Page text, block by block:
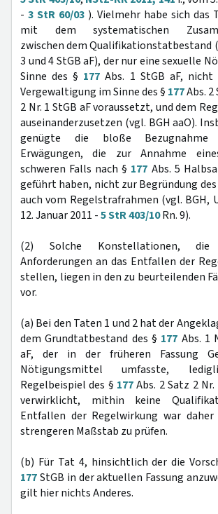
- 3 StR 60/03 ). Vielmehr habe sich das
mit dem systematischen
zwischen dem Qualifikationstatbestand
3 und 4 StGB aF), der nur eine sexuelle
Sinne des § 177 Abs. 1 StGB aF, nicht
Vergewaltigung im Sinne des § 177Abs. 2
2 Nr. 1 StGB aF voraussetzt, und dem
auseinanderzusetzen (vgl. BGH aaO).
genügte die bloße
Erwägungen, die zur Annahme
schweren Falls nach § 177 Abs. 5
geführt haben, nicht zur Begründung des
auch vom Regelstrafrahmen (vgl. BGH,
12. Januar 2011 -5 StR 403/10Rn. 9).
(2) Solche Konstellationen, die
Anforderungen an das Entfallen der
stellen, liegen in den zu beurteilenden
vor.
(a) Bei den Taten 1 und 2 hat der
dem Grundtatbestand des § 177 Abs. 1
aF, der in der früheren Fassung
Nötigungsmittel umfasste,
Regelbeispiel des § 177Abs. 2 Satz 2 Nr.
verwirklicht, mithin keine
Entfallen der Regelwirkung war
strengeren Maßstab zu prüfen.
(b) Für Tat 4, hinsichtlich der die
177StGB in der aktuellen Fassung
gilt hier nichts Anderes.